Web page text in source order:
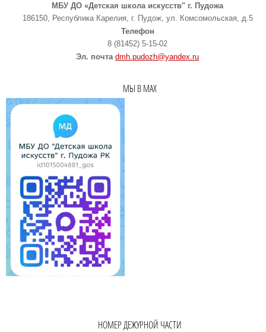
МБУ ДО «Детская школа искусств" г. Пудожа
186150, Республика Карелия, г. Пудож, ул. Комсомольская, д.5
Телефон
8 (81452) 5-15-02
Эл. почта dmh.pudozh@yandex.ru
МЫ В MAX
НОМЕР ДЕЖУРНОЙ ЧАСТИ